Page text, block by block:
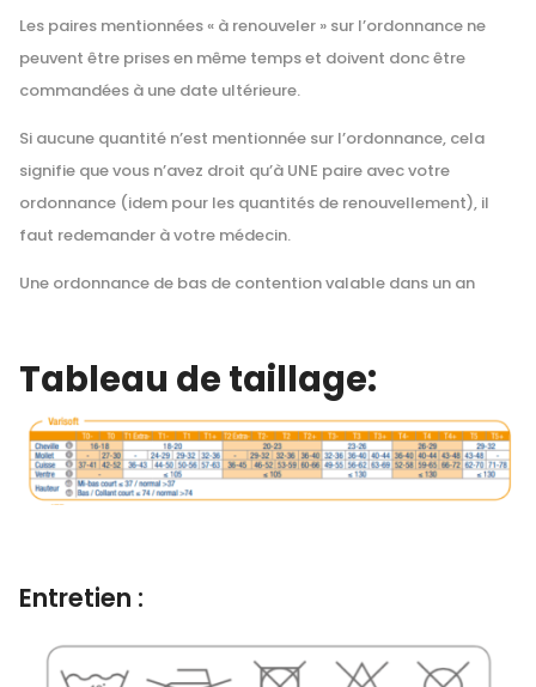
Les paires mentionnées « à renouveler » sur l’ordonnance ne
peuvent être prises en même temps et doivent donc être
commandées à une date ultérieure.
Si aucune quantité n’est mentionnée sur l’ordonnance, cela
signifie que vous n’avez droit qu’à UNE paire avec votre
ordonnance (idem pour les quantités de renouvellement), il
faut redemander à votre médecin.
Une ordonnance de bas de contention valable dans un an
Tableau de taillage:
Entretien :